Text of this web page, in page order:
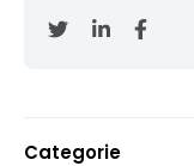
Categorie